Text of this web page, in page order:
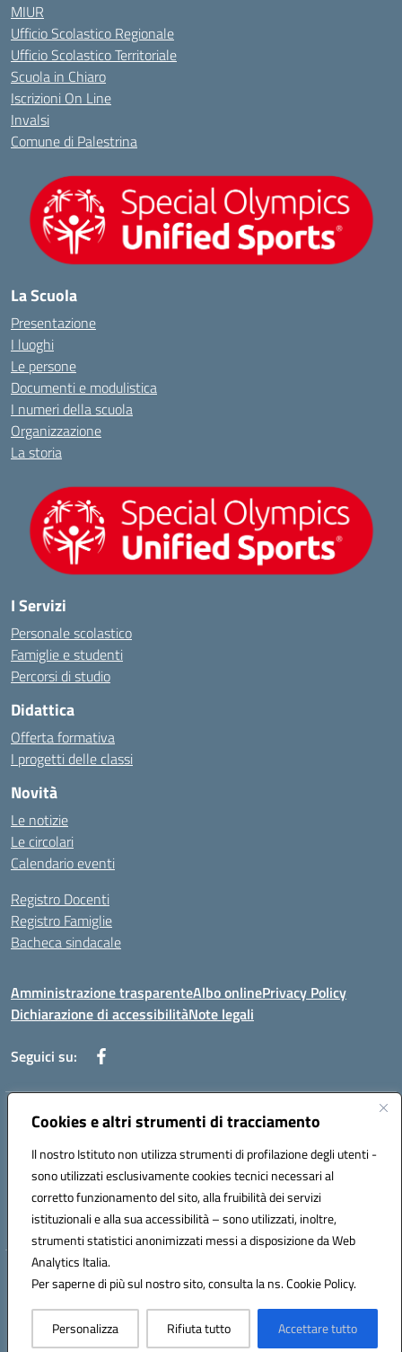
Cookies e altri strumenti di tracciamento
Il nostro Istituto non utilizza strumenti di profilazione degli utenti -
sono utilizzati esclusivamente cookies tecnici necessari al
corretto funzionamento del sito, alla fruibilità dei servizi
istituzionali e alla sua accessibilità – sono utilizzati, inoltre,
strumenti statistici anonimizzati messi a disposizione da Web
Analytics Italia.
Per saperne di più sul nostro sito, consulta la ns. Cookie Policy.
Personalizza Rifiuta tutto Accettare tutto
MIUR
Ufficio Scolastico Regionale
Ufficio Scolastico Territoriale
Scuola in Chiaro
Iscrizioni On Line
Invalsi
Comune di Palestrina
La Scuola
Presentazione
I luoghi
Le persone
Documenti e modulistica
I numeri della scuola
Organizzazione
La storia
I Servizi
Personale scolastico
Famiglie e studenti
Percorsi di studio
Didattica
Offerta formativa
I progetti delle classi
Novità
Le notizie
Le circolari
Calendario eventi
Registro Docenti
Registro Famiglie
Bacheca sindacale
Amministrazione trasparenteAlbo onlinePrivacy Policy
Dichiarazione di accessibilitàNote legali
Seguici su:
Indirizzo:Via di Valle Zampea 2, 00036 Palestrina
Posta elettronica certificata (PEC):rmic8dr00r@pec.istruzione.it
Codice fiscale: 93021380584
Codice meccanografico: RMIC8DR00R
Hosting & Powered by 3D Solution S.r.l.
Concept & Design by Designers Italia